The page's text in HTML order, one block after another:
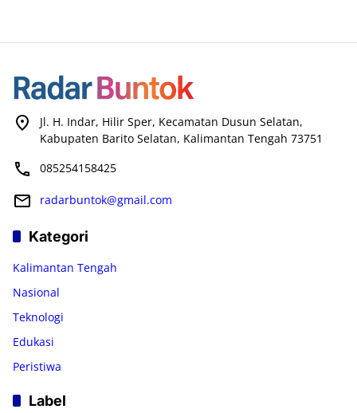
Jl. H. Indar, Hilir Sper, Kecamatan Dusun Selatan,
Kabupaten Barito Selatan, Kalimantan Tengah 73751
085254158425
radarbuntok@gmail.com
Kategori
Kalimantan Tengah
Nasional
Teknologi
Edukasi
Peristiwa
Label